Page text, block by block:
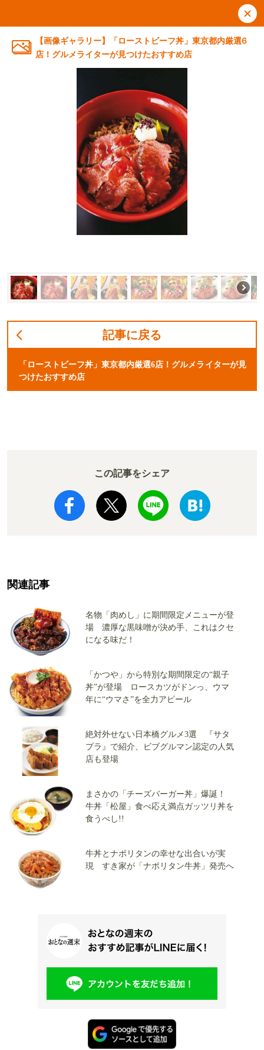
【画像ギャラリー】「ローストビーフ丼」東京都内厳選6
店！グルメライターが見つけたおすすめ店
記事に戻る
「ローストビーフ丼」東京都内厳選6店！グルメライターが見
つけたおすすめ店
この記事をシェア
関連記事
名物「肉めし」に期間限定メニューが登
場 濃厚な黒味噌が決め手、これはクセ
になる味だ！
「かつや」から特別な期間限定の“親子
丼”が登場 ロースカツがドンっ、ウマ
年に“ウマさ”を全力アピール
絶対外せない日本橋グルメ3選 『サタ
プラ』で紹介、ビブグルマン認定の人気
店も登場
まさかの「チーズバーガー丼」爆誕！
牛丼「松屋」食べ応え満点ガッツリ丼を
食うべし!!
牛丼とナポリタンの幸せな出合いが実
現 すき家が「ナポリタン牛丼」発売へ